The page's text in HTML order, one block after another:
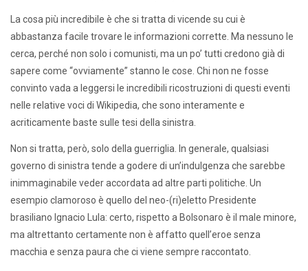
La cosa più incredibile è che si tratta di vicende su cui è
abbastanza facile trovare le informazioni corrette. Ma nessuno le
cerca, perché non solo i comunisti, ma un po’ tutti credono già di
sapere come “ovviamente” stanno le cose. Chi non ne fosse
convinto vada a leggersi le incredibili ricostruzioni di questi eventi
nelle relative voci di Wikipedia, che sono interamente e
acriticamente baste sulle tesi della sinistra.
Non si tratta, però, solo della guerriglia. In generale, qualsiasi
governo di sinistra tende a godere di un’indulgenza che sarebbe
inimmaginabile veder accordata ad altre parti politiche. Un
esempio clamoroso è quello del neo-(ri)eletto Presidente
brasiliano Ignacio Lula: certo, rispetto a Bolsonaro è il male minore,
ma altrettanto certamente non è affatto quell’eroe senza
macchia e senza paura che ci viene sempre raccontato.